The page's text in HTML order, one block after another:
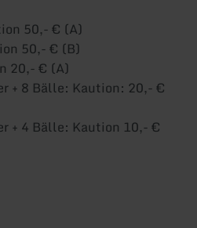
50,- € (A)
50,- € (B)
20,- € (A)
+ 8 Bälle: Kaution: 20,- €
+ 4 Bälle: Kaution 10,- €